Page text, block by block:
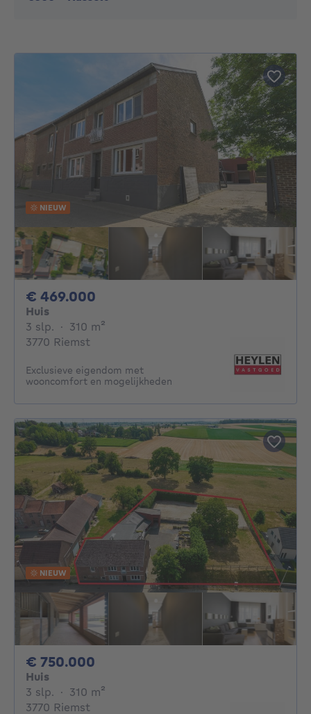
NIEUW
€ 469.000
Huis
3 slp. 3 slaapkamers
· 310 m²
3770 Riemst
Exclusieve eigendom met
wooncomfort en mogelijkheden
NIEUW
€ 750.000
Huis
3 slp. 3 slaapkamers
· 310 m²
3770 Riemst